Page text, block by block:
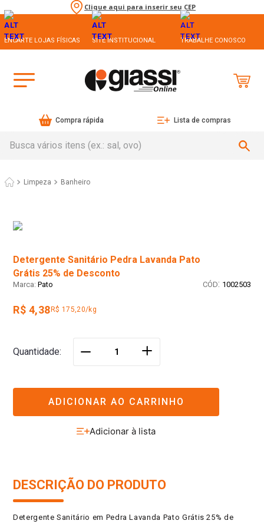
Clique aqui para inserir seu CEP
ENCARTE LOJAS FÍSICAS SITE INSTITUCIONAL TRABALHE CONOSCO
Compra rápida Lista de compras
Limpeza Banheiro
Detergente Sanitário Pedra Lavanda Pato
Grátis 25% de Desconto
Pato : 1002503
R$ 4,38 R$ 175,20/kg
Quantidade ＋
ADICIONAR AO CARRINHO
DESCRIÇÃO DO PRODUTO
Detergente Sanitário em Pedra Lavanda Pato Grátis 25% de